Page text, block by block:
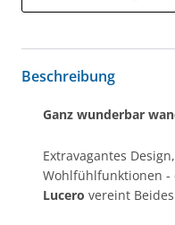
Beschreibung
Ganz wunderbar
Extravagantes
Wohlfühlfunktionen -
Lucero vereint